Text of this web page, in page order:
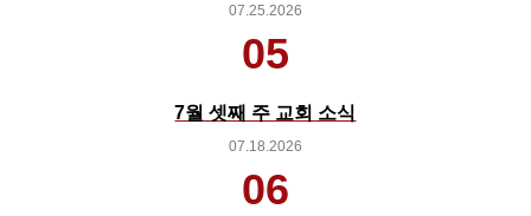
07.25.2026
05
7월 셋째 주 교회 소식
07.18.2026
06